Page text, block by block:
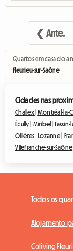
❮ Ante.
Quartos em casa do
Fleurieu-sur-Saône
Cidades nas
Challex | Montréal-la-
Écully | Miribel |Tassin-
Ollières |
Lozanne |
Villefranche-sur-Saône
Todos os
Alojamento
Coliving